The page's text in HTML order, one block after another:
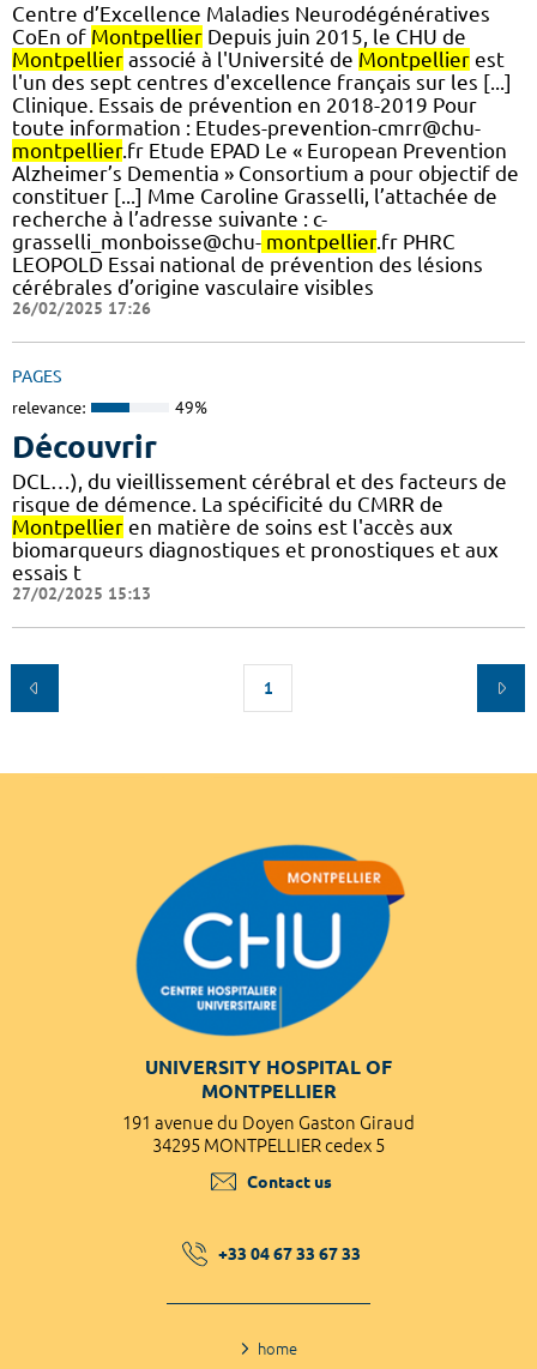
Centre d’Excellence Maladies Neurodégénératives
CoEn of Montpellier Depuis juin 2015, le CHU de
Montpellier associé à l'Université de Montpellier est
l'un des sept centres d'excellence français sur les [...]
Clinique. Essais de prévention en 2018-2019 Pour
toute information : Etudes-prevention-cmrr@chu-
montpellier.fr Etude EPAD Le « European Prevention
Alzheimer’s Dementia » Consortium a pour objectif de
constituer [...] Mme Caroline Grasselli, l’attachée de
recherche à l’adresse suivante : c-
grasselli_monboisse@chu- montpellier.fr PHRC
LEOPOLD Essai national de prévention des lésions
cérébrales d’origine vasculaire visibles
26/02/2025 17:26
PAGES
relevance: 49%
Découvrir
DCL…), du vieillissement cérébral et des facteurs de
risque de démence. La spécificité du CMRR de
Montpellier en matière de soins est l'accès aux
biomarqueurs diagnostiques et pronostiques et aux
essais t
27/02/2025 15:13
1
UNIVERSITY HOSPITAL OF
MONTPELLIER
191 avenue du Doyen Gaston Giraud
34295 MONTPELLIER cedex 5
Contact us
+33 04 67 33 67 33
home